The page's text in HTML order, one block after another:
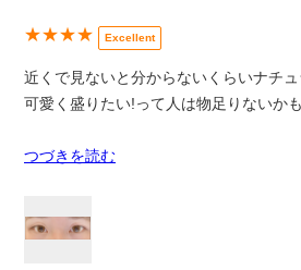
★★★★ Excellent
近くで見ないと分からないくらいナチ
可愛く盛りたい!って人は物足りないかも
つづきを読む